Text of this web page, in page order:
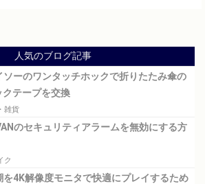
人気のブログ記事
ソーのワンタッチホックで折りたたみ傘の
クテープを交換
雑貨
のセキュリティアラームを無効にする方
ク
を4K解像度モニタで快適にプレイするため